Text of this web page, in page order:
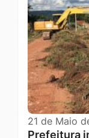
21 de Maio
Prefeitura